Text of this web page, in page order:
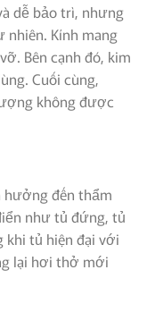
dễ bảo trì, nhưng
Kính mang
Bên cạnh đó, kim
Cuối cùng,
không được
hưởng đến thẩm
như tủ đứng, tủ
khi tủ hiện đại với
lại hơi thở mới